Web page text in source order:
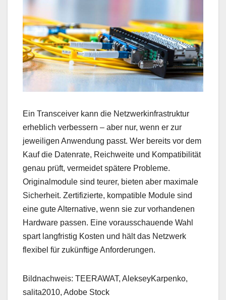
Ein Transceiver kann die Netzwerkinfrastruktur
erheblich verbessern – aber nur, wenn er zur
jeweiligen Anwendung passt. Wer bereits vor dem
Kauf die Datenrate, Reichweite und Kompatibilität
genau prüft, vermeidet spätere Probleme.
Originalmodule sind teurer, bieten aber maximale
Sicherheit. Zertifizierte, kompatible Module sind
eine gute Alternative, wenn sie zur vorhandenen
Hardware passen. Eine vorausschauende Wahl
spart langfristig Kosten und hält das Netzwerk
flexibel für zukünftige Anforderungen.
Bildnachweis: TEERAWAT, AlekseyKarpenko,
salita2010, Adobe Stock